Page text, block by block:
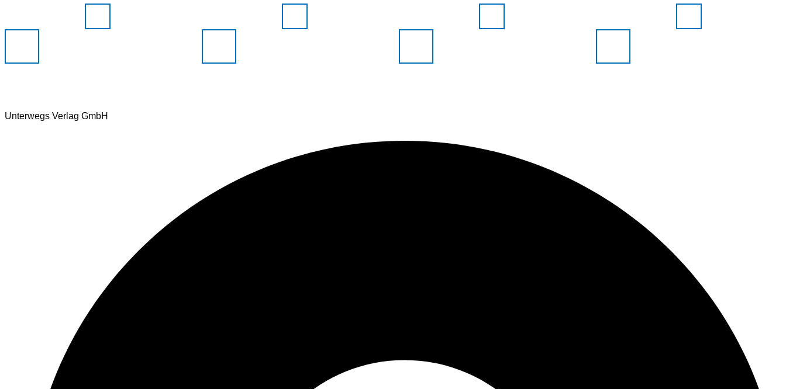
Unterwegs Verlag GmbH